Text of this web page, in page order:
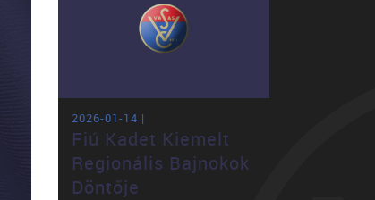
2026-01-14 |
Fiú Kadet Kiemelt
Regionális Bajnokok
Döntője